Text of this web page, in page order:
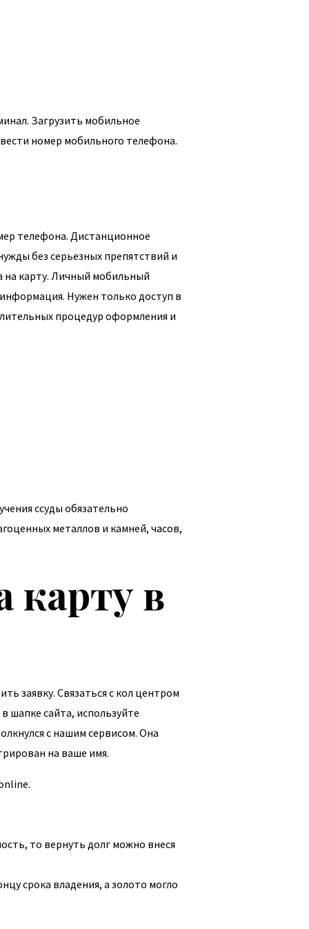
Загрузить мобильное
номер мобильного телефона.
телефона. Дистанционное
без серьезных препятствий и
на карту. Личный мобильный
Нужен только доступ в
процедур оформления и
ссуды обязательно
металлов и камней, часов,
карту в
заявку. Связаться с кол центром
шапке сайта, используйте
с нашим сервисом. Она
на ваше имя.
то вернуть долг можно внеся
срока владения, а золото могло